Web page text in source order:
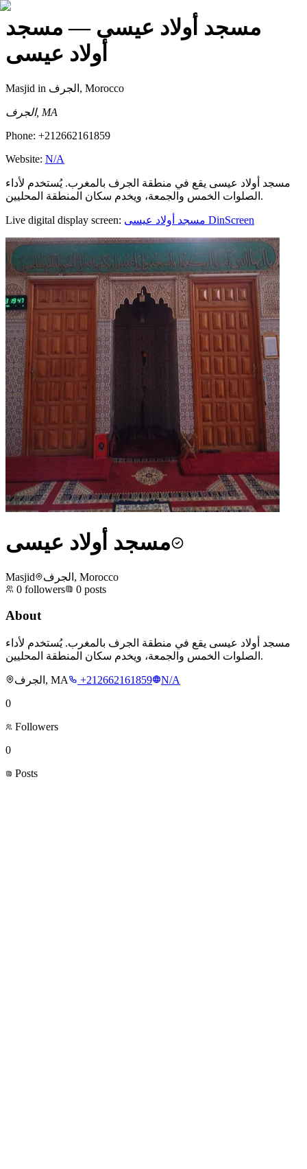
مسجد أولاد عيسى — مسجد
أولاد عيسى
Masjid in الجرف, Morocco
الجرف, MA
Phone: +212662161859
Website: N/A
مسجد أولاد عيسى يقع في منطقة الجرف بالمغرب. يُستخدم لأداء
الصلوات الخمس والجمعة، ويخدم سكان المنطقة المحليين.
Live digital display screen: مسجد أولاد عيسى DinScreen
مسجد أولاد عيسى
Masjid
الجرف, Morocco
0 followers 0 posts
About
مسجد أولاد عيسى يقع في منطقة الجرف بالمغرب. يُستخدم لأداء
الصلوات الخمس والجمعة، ويخدم سكان المنطقة المحليين.
الجرف, MA +212662161859
N/A
0
Followers
0
Posts